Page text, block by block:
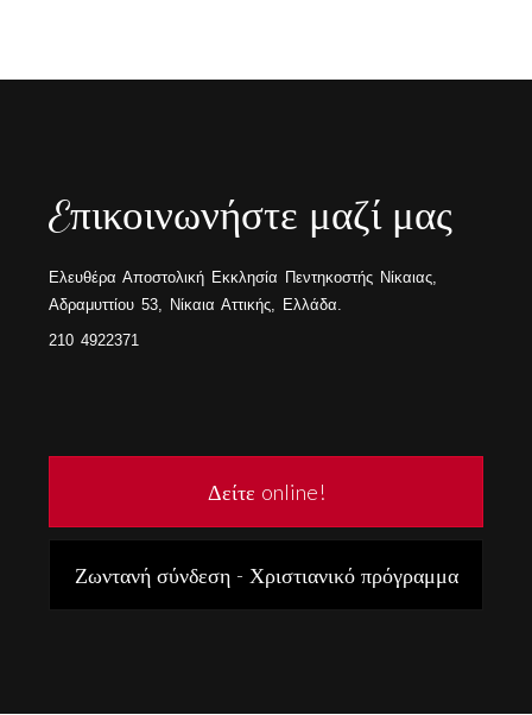
Eπικοινωνήστε μαζί μας
Ελευθέρα Αποστολική Εκκλησία Πεντηκοστής Νίκαιας,
Αδραμυττίου 53, Νίκαια Αττικής, Ελλάδα.
210 4922371
Δείτε online!
Ζωντανή σύνδεση - Χριστιανικό πρόγραμμα